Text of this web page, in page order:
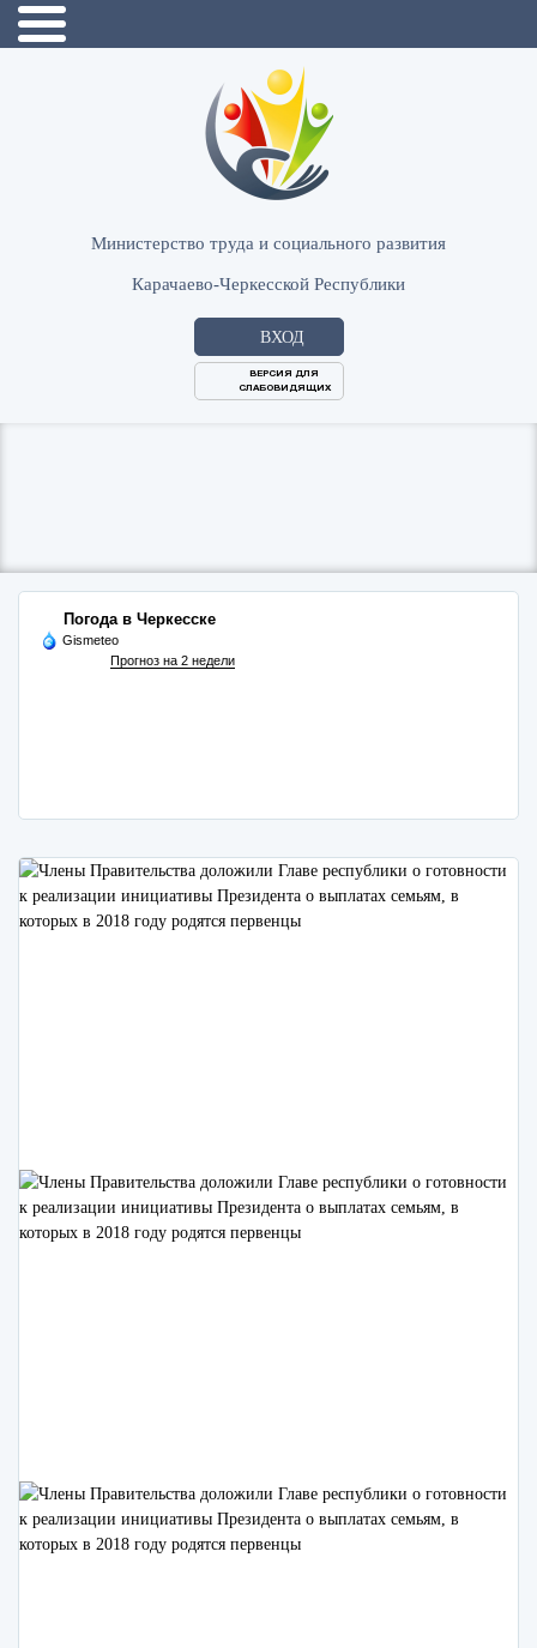
Министерство труда и социального развития
Карачаево-Черкесской Республики
ВХОД
ВЕРСИЯ ДЛЯ
СЛАБОВИДЯЩИХ
Погода в Черкесске
Gismeteo
Прогноз на 2 недели